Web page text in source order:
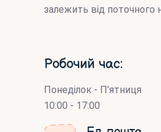
залежить від поточного
Робочий час:
Понеділок - П’ятниця
10:00 - 17:00